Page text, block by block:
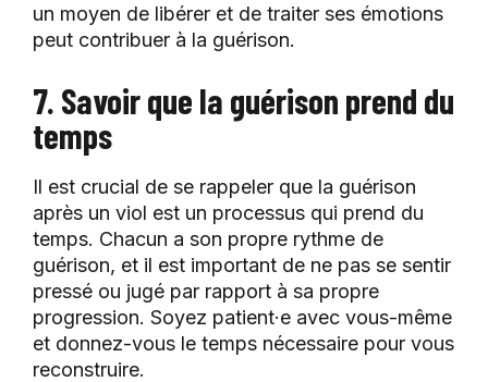
un moyen de libérer et de traiter ses émotions
peut contribuer à la guérison.
7. Savoir que la guérison prend du
temps
Il est crucial de se rappeler que la guérison
après un viol est un processus qui prend du
temps. Chacun a son propre rythme de
guérison, et il est important de ne pas se sentir
pressé ou jugé par rapport à sa propre
progression. Soyez patient·e avec vous-même
et donnez-vous le temps nécessaire pour vous
reconstruire.